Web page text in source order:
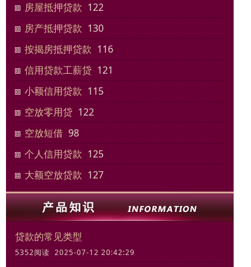
房屋抵押贷款 122
房产抵押贷款 130
按揭房抵押贷款 116
信用贷款工薪贷 121
小额信用贷款 115
空放零用贷 122
空放短借 98
个人信用贷款 125
大额空放贷款 127
贷款的常见类型
5352阅读 2025-07-12 20:42:29